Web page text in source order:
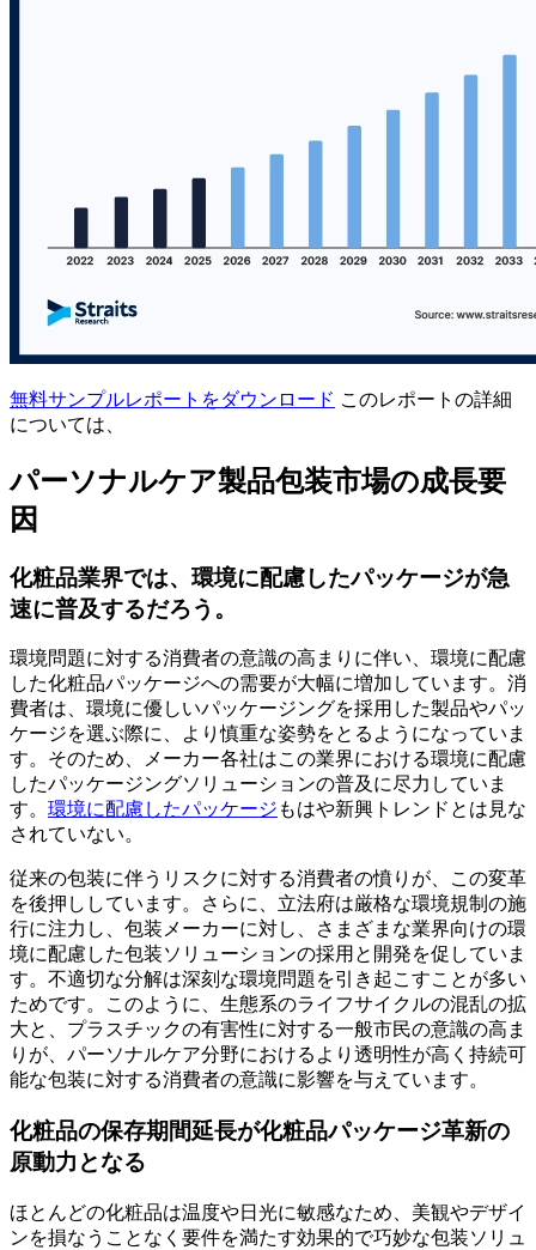
無料サンプルレポートをダウンロード このレポートの詳細
については、
パーソナルケア製品包装市場の成長要
因
化粧品業界では、環境に配慮したパッケージが急
速に普及するだろう。
環境問題に対する消費者の意識の高まりに伴い、環境に配慮
した化粧品パッケージへの需要が大幅に増加しています。消
費者は、環境に優しいパッケージングを採用した製品やパッ
ケージを選ぶ際に、より慎重な姿勢をとるようになっていま
す。そのため、メーカー各社はこの業界における環境に配慮
したパッケージングソリューションの普及に尽力していま
す。 環境に配慮したパッケージ もはや新興トレンドとは見な
されていない。
従来の包装に伴うリスクに対する消費者の憤りが、この変革
を後押ししています。さらに、立法府は厳格な環境規制の施
行に注力し、包装メーカーに対し、さまざまな業界向けの環
境に配慮した包装ソリューションの採用と開発を促していま
す。不適切な分解は深刻な環境問題を引き起こすことが多い
ためです。このように、生態系のライフサイクルの混乱の拡
大と、プラスチックの有害性に対する一般市民の意識の高ま
りが、パーソナルケア分野におけるより透明性が高く持続可
能な包装に対する消費者の意識に影響を与えています。
化粧品の保存期間延長が化粧品パッケージ革新の
原動力となる
ほとんどの化粧品は温度や日光に敏感なため、美観やデザイ
ンを損なうことなく要件を満たす効果的で巧妙な包装ソリュ